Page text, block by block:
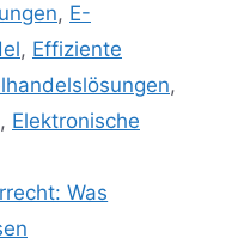
, E-
, Effiziente
,
, Elektronische
Was